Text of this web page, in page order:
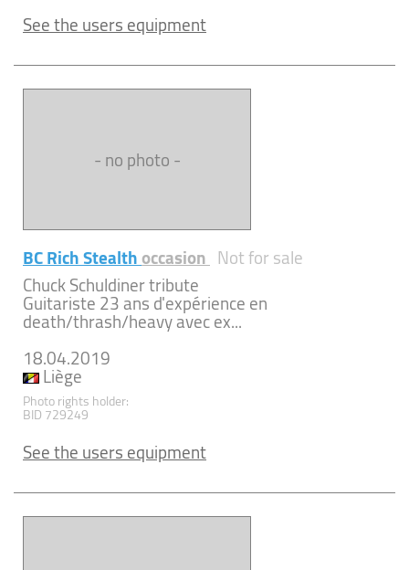
See the users equipment
- no photo -
BC Rich Stealthoccasion Not for sale
Chuck Schuldiner tribute
Guitariste 23 ans d'expérience en
death/thrash/heavy avec ex...
18.04.2019
Liège
Photo rights holder:
BID 729249
See the users equipment